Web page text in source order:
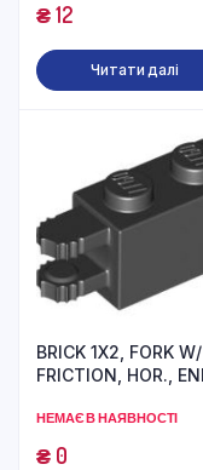
₴12
Читати далі
BRICK 1X2, FORK W/
FRICTION, HOR.,
НЕМАЄ В НАЯВНОСТІ
₴0